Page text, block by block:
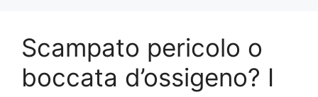
Scampato pericolo o
boccata d’ossigeno? I